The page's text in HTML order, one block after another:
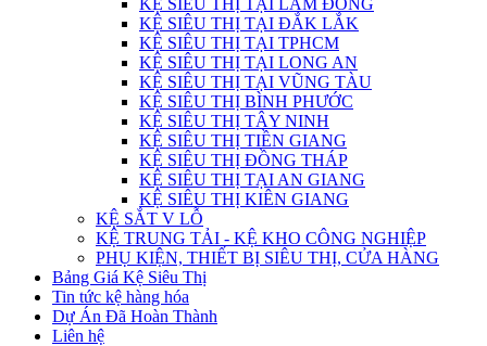
KỆ SIÊU THỊ TẠI LÂM ĐỒNG
KỆ SIÊU THỊ TẠI ĐẮK LẮK
KỆ SIÊU THỊ TẠI TPHCM
KỆ SIÊU THỊ TẠI LONG AN
KỆ SIÊU THỊ TẠI VŨNG TÀU
KỆ SIÊU THỊ BÌNH PHƯỚC
KỆ SIÊU THỊ TÂY NINH
KỆ SIÊU THỊ TIỀN GIANG
KỆ SIÊU THỊ ĐỒNG THÁP
KỆ SIÊU THỊ TẠI AN GIANG
KỆ SIÊU THỊ KIÊN GIANG
KỆ SẮT V LỖ
KỆ TRUNG TẢI - KỆ KHO CÔNG NGHIỆP
PHỤ KIỆN, THIẾT BỊ SIÊU THỊ, CỬA HÀNG
Bảng Giá Kệ Siêu Thị
Tin tức kệ hàng hóa
Dự Án Đã Hoàn Thành
Liên hệ